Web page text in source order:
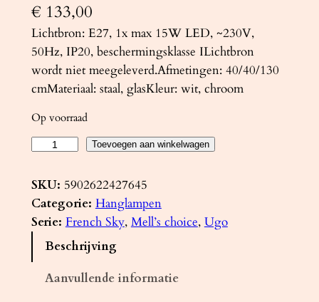
€ 133,00
Lichtbron: E27, 1x max 15W LED, ~230V,
50Hz, IP20, beschermingsklasse ILichtbron
wordt niet meegeleverd.Afmetingen: 40/40/130
cmMateriaal: staal, glasKleur: wit, chroom
Op voorraad
n
g
l
Toevoegen aan winkelwagen
SKU: 5902622427645
Categorie: Hanglampen
Serie: French Sky, Mell’s choice, Ugo
Beschrijving
Aanvullende informatie